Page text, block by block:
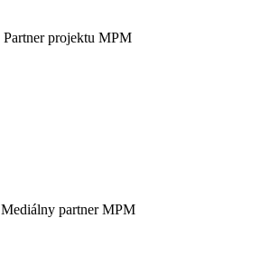
Partner projektu MPM
Mediálny partner MPM